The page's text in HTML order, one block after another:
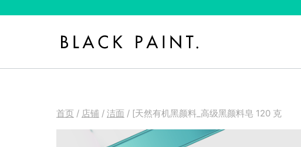
首页 / 店铺 / 洁面 / [天然有机黑颜料_高级黑颜料皂 120 克